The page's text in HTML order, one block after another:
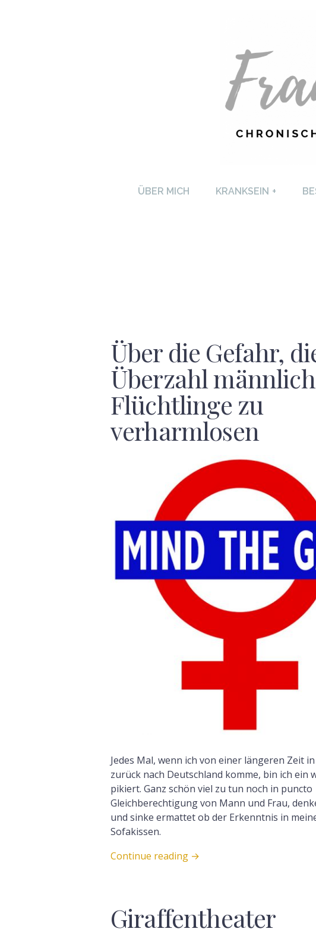
FRAU
ÜBER MICH KRANKSEIN +
Über die Gefahr,
Überzahl
Flüchtlinge zu
verharmlosen
F
Jedes Mal, wenn ich von einer längeren Zeit in
zurück nach Deutschland komme, bin ich ein
pikiert. Ganz schön viel zu tun noch in puncto
Gleichberechtigung von Mann und Frau,
und sinke ermattet ob der Erkenntnis in
Sofakissen.
Continue reading →
Giraffentheater